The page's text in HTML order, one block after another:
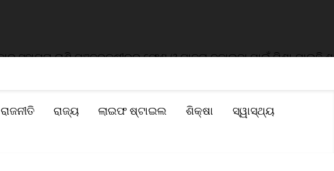
ରାଶି ମଞ୍ଜୁରକ୍ଷୀରର ଫେଣ ଓ ଗାଢ଼ତା ବଢ଼ାଇବା ପାଇଁ ମିଶା ଯାଉଛି
ରାଜନୀତି ରାଜ୍ୟ ଲାଇଫ ଷ୍ଟାଇଲ ଶିକ୍ଷା ସ୍ୱାସ୍ଥ୍ୟ